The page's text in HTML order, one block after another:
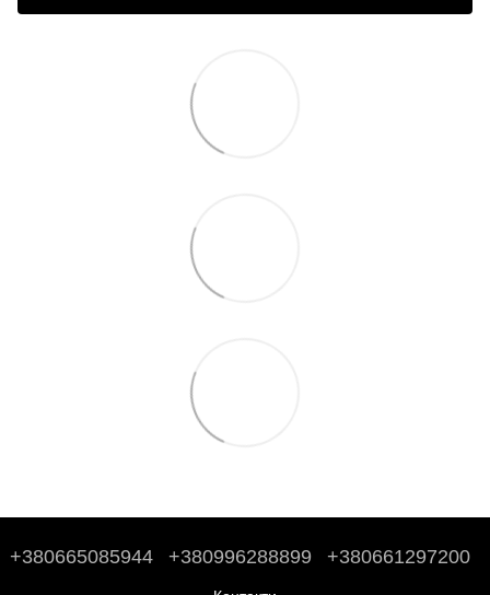
+380665085944 +380996288899 +380661297200